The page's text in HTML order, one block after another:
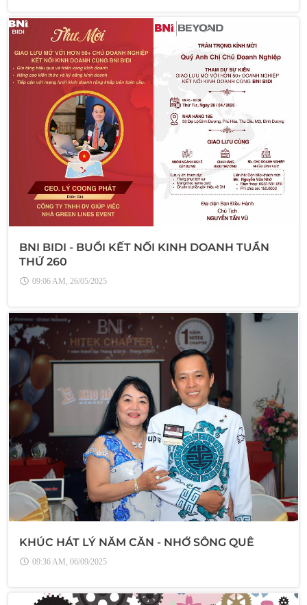
BNI BIDI - BUỔI KẾT NỐI KINH DOANH TUẦN
THỨ 260
09:06 AM, 26/05/2025
KHÚC HÁT LÝ NĂM CĂN - NHỚ SÔNG QUÊ
09:36 AM, 06/09/2025